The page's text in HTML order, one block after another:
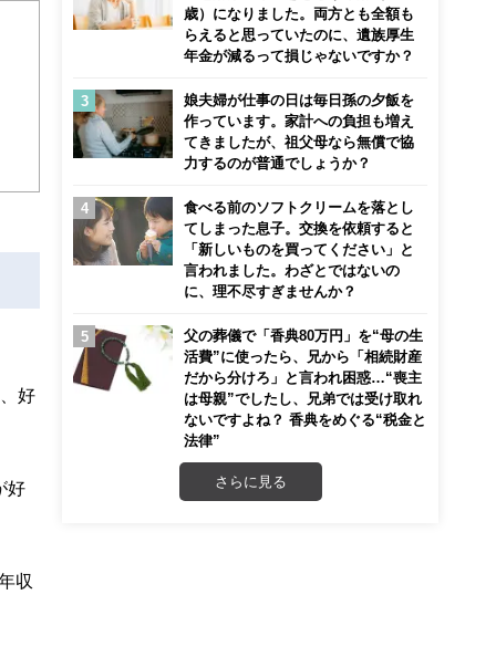
好
好
収
歳）になりました。両方とも全額も
らえると思っていたのに、遺族厚生
年金が減るって損じゃないですか？
娘夫婦が仕事の日は毎日孫の夕飯を
作っています。家計への負担も増え
てきましたが、祖父母なら無償で協
力するのが普通でしょうか？
食べる前のソフトクリームを落とし
てしまった息子。交換を依頼すると
「新しいものを買ってください」と
言われました。わざとではないの
に、理不尽すぎませんか？
父の葬儀で「香典80万円」を“母の生
活費”に使ったら、兄から「相続財産
だから分けろ」と言われ困惑…“喪主
は母親”でしたし、兄弟では受け取れ
ないですよね？ 香典をめぐる“税金と
法律”
さらに見る